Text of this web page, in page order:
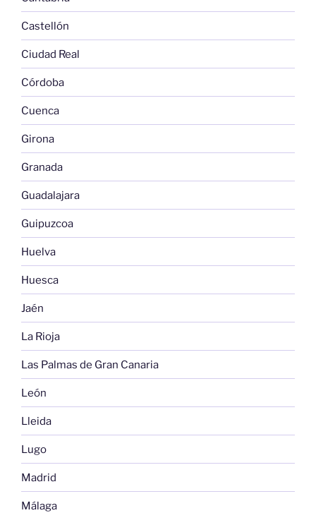
Castellón
Ciudad Real
Córdoba
Cuenca
Girona
Granada
Guadalajara
Guipuzcoa
Huelva
Huesca
Jaén
La Rioja
Las Palmas de Gran Canaria
León
Lleida
Lugo
Madrid
Málaga